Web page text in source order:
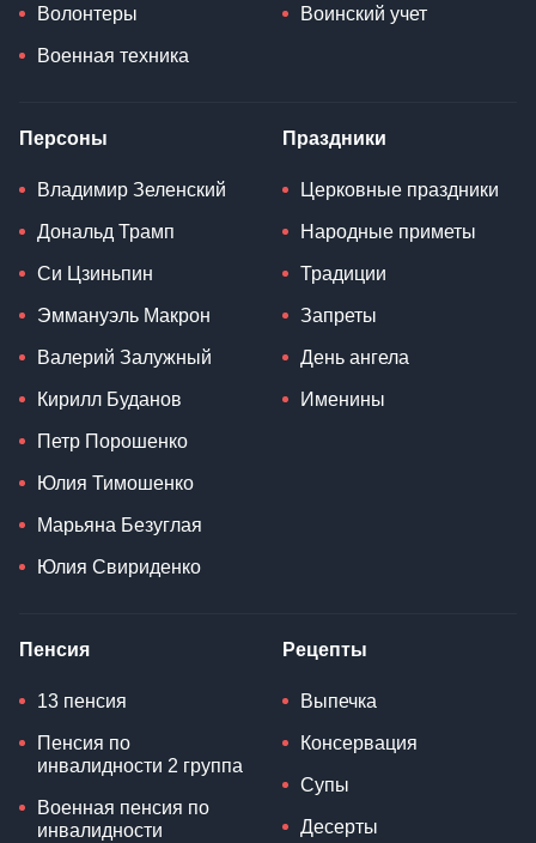
Волонтеры
Военная техника
Воинский учет
Персоны
Владимир Зеленский
Дональд Трамп
Си Цзиньпин
Эммануэль Макрон
Валерий Залужный
Кирилл Буданов
Петр Порошенко
Юлия Тимошенко
Марьяна Безуглая
Юлия Свириденко
Праздники
Церковные праздники
Народные приметы
Традиции
Запреты
День ангела
Именины
Пенсия
13 пенсия
Пенсия по
инвалидности 2 группа
Военная пенсия по
инвалидности
Рецепты
Выпечка
Консервация
Супы
Десерты